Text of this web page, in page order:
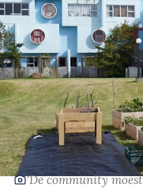
‘De community